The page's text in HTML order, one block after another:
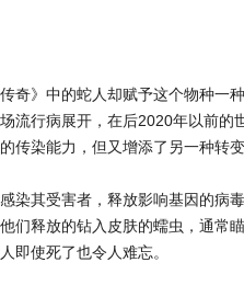
奇》中的蛇人却赋予这个物种一
流行病展开，在后2020年以前的
传染能力，但又增添了另一种转变
染其受害者，释放影响基因的病
们释放的钻入皮肤的蠕虫，通常
即使死了也令人难忘。